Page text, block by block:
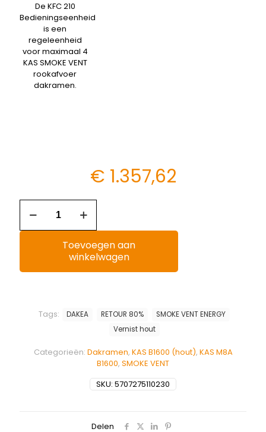
De KFC 210
Bedieningseenheid
is een
regeleenheid
voor maximaal 4
KAS SMOKE VENT
rookafvoer
dakramen.
€ 1.357,62
Toevoegen aan
winkelwagen
SKU: 5707275110230
Categorieën: Dakramen, KAS B1600 (hout), KAS M8A
B1600, SMOKE VENT
Tags: DAKEA RETOUR 80%
SMOKE VENT ENERGY
Vernist hout
Delen